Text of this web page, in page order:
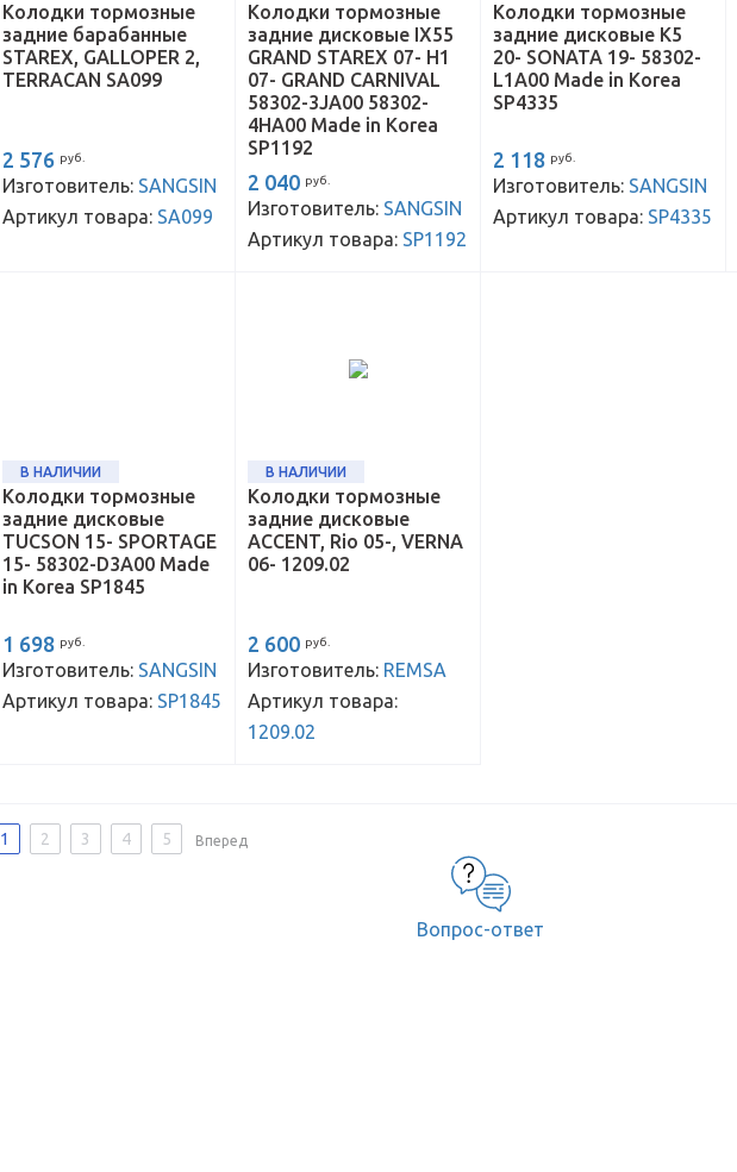
Колодки тормозные
задние барабанные
STAREX, GALLOPER 2,
TERRACAN SA099
2 576 руб.
Изготовитель: SANGSIN
Артикул товара: SA099
Колодки тормозные
задние дисковые IX55
GRAND STAREX 07- H1
07- GRAND CARNIVAL
58302-3JA00 58302-
4HA00 Made in Korea
SP1192
2 040 руб.
Изготовитель: SANGSIN
Артикул товара: SP1192
Колодки тормозные
задние дисковые K5
20- SONATA 19- 58302-
L1A00 Made in Korea
SP4335
2 118 руб.
Изготовитель: SANGSIN
Артикул товара: SP4335
В НАЛИЧИИ
Колодки тормозные
задние дисковые
TUCSON 15- SPORTAGE
15- 58302-D3A00 Made
in Korea SP1845
1 698 руб.
Изготовитель: SANGSIN
Артикул товара: SP1845
В НАЛИЧИИ
Колодки тормозные
задние дисковые
ACCENT, Rio 05-, VERNA
06- 1209.02
2 600 руб.
Изготовитель: REMSA
Артикул товара:
1209.02
1 2 3 4 5 Вперед
Вопрос-ответ